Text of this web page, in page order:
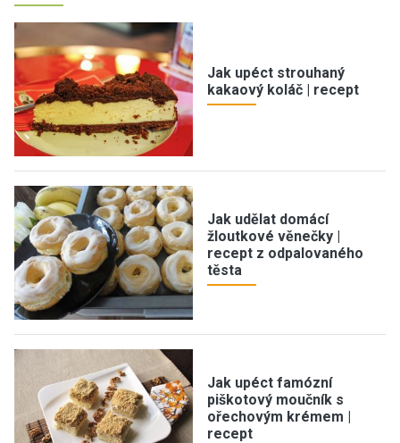
Jak upéct strouhaný
kakaový koláč | recept
Jak udělat domácí
žloutkové věnečky |
recept z odpalovaného
těsta
Jak upéct famózní
piškotový moučník s
ořechovým krémem |
recept